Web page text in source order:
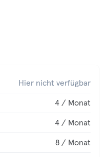
Hier nicht verfügbar
4 / Monat
4 / Monat
8 / Monat